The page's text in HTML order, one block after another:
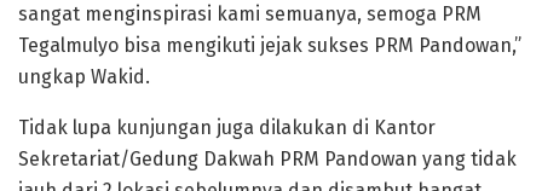
sangat menginspirasi kami semuanya, semoga PRM
Tegalmulyo bisa mengikuti jejak sukses PRM Pandowan,”
ungkap Wakid.
Tidak lupa kunjungan juga dilakukan di Kantor
Sekretariat/Gedung Dakwah PRM Pandowan yang tidak